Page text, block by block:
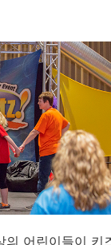
의 어린이들이 키